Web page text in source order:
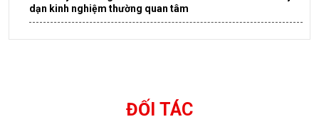
dạn kinh nghiệm thường quan tâm
ĐỐI TÁC